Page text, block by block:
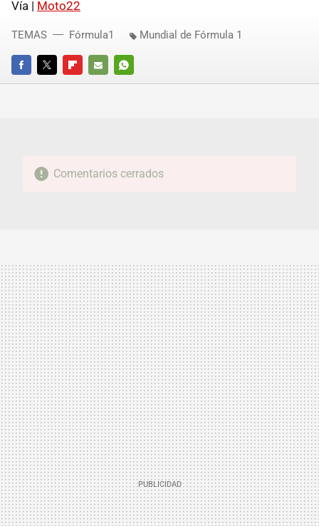
Vía | Moto22
FACEBOOKTWITTERFLIPBOARD
E-
WHATSAPP
TEMAS Fórmula1 Mundial de Fórmula 1
Comentarios cerrados